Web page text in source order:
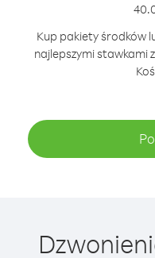
Kup pakiety środków
najlepszymi stawkami